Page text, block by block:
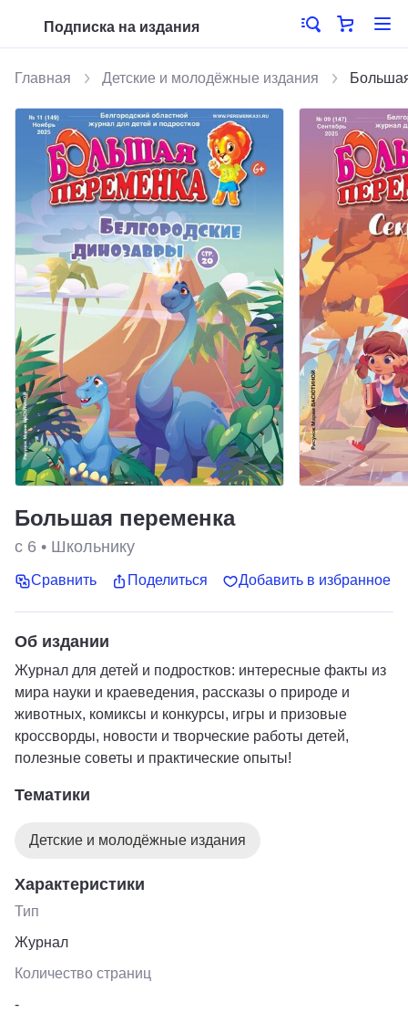
Подписка на издания
Главная Детские и молодёжные издания
Большая переменка
с 6 • Школьнику
Сравнить Поделиться Добавить в избранное
Об издании
Журнал для детей и подростков: интересные факты из
мира науки и краеведения, рассказы о природе и
животных, комиксы и конкурсы, игры и призовые
кроссворды, новости и творческие работы детей,
полезные советы и практические опыты!
Тематики
Детские и молодёжные издания
Характеристики
Тип
Журнал
Количество страниц
-